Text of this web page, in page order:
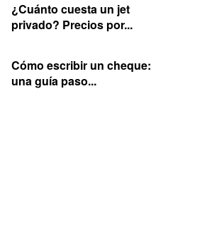
¿Cuánto cuesta un jet
privado? Precios por...
Cómo escribir un cheque:
una guía paso...